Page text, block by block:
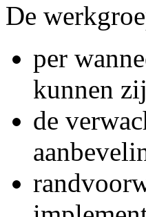
De
per
kunnen
de